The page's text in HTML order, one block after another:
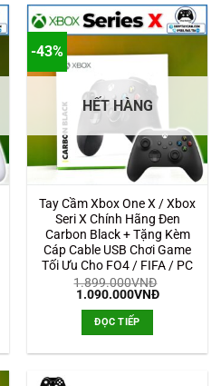
-43%
HẾT HÀNG
Tay Cầm Xbox One X / Xbox
Seri X Chính Hãng Đen
Carbon Black + Tặng Kèm
Cáp Cable USB Chơi Game
Tối Ưu Cho FO4 / FIFA / PC
1.899.000VNĐ
Giá
1.899.000VNĐ.
1.090.000VNĐGiá
ĐỌC TIẾP